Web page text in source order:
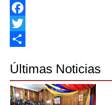
Facebook
Twitter
Últimas Noticias